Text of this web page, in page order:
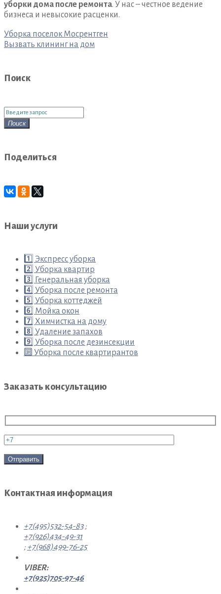
уборки дома после ремонта. У нас – честное ведение
бизнеса и невысокие расценки.
Навигация
по
Уборка поселок Мосрентген
Вызвать клининг на дом
Поиск
Поиск
для:
Поиск
Поделиться
Наши услуги
1️⃣ Экспресс уборка
2️⃣ Уборка квартир
3️⃣ Генеральная уборка
4️⃣ Уборка после ремонта
5️⃣ Уборка коттеджей
6️⃣ Мойка окон
7️⃣ Химчистка на дому
8️⃣ Удаление запахов
9️⃣ Уборка после дезинсекции
🔟 Уборка после квартирантов
Заказать консультацию
Контактная информация
+7(495)532-54-83 ;
+7(926)434-49-31
; +7(968)499-76-25
VIBER:
+7(925)705-97-46